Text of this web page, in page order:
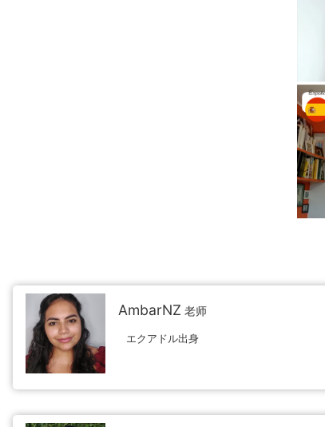
AmbarNZ 老师
エクアドル出身